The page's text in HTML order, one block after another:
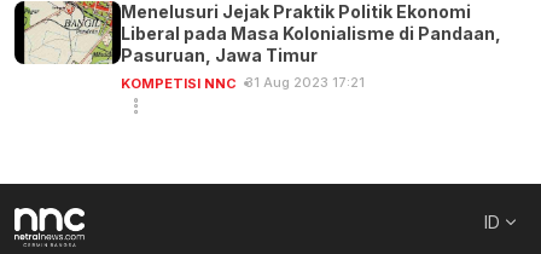
Menelusuri Jejak Praktik Politik Ekonomi
Liberal pada Masa Kolonialisme di Pandaan,
Pasuruan, Jawa Timur
KOMPETISI NNC 31 Aug 2023 17:21
ID